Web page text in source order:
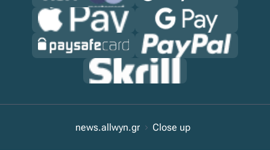
news.allwyn.gr Close up